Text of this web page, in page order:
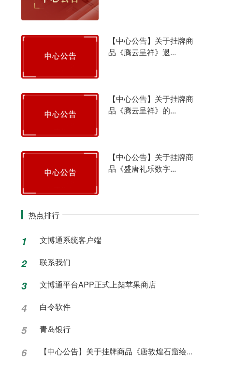
【中心公告】关于挂牌商
品《腾云呈祥》退...
【中心公告】关于挂牌商
品《腾云呈祥》的...
【中心公告】关于挂牌商
品《盛唐礼乐数字...
热点排行
1 文博通系统客户端
2 联系我们
3 文博通平台APP正式上架苹果商店
4 白令软件
5 青岛银行
6 【中心公告】关于挂牌商品《唐敦煌石窟绘...